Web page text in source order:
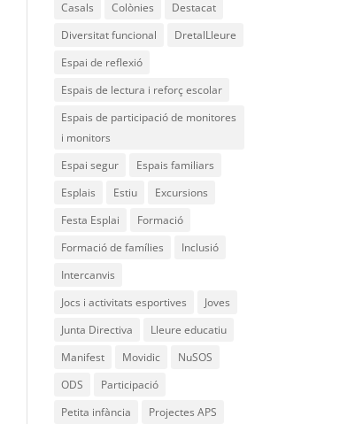
Casals
Colònies
Destacat
Diversitat funcional
DretalLleure
Espai de reflexió
Espais de lectura i reforç escolar
Espais de participació de monitores
i monitors
Espai segur
Espais familiars
Esplais
Estiu
Excursions
Festa Esplai
Formació
Formació de famílies
Inclusió
Intercanvis
Jocs i activitats esportives
Joves
Junta Directiva
Lleure educatiu
Manifest
Movidic
NuSOS
ODS
Participació
Petita infància
Projectes APS